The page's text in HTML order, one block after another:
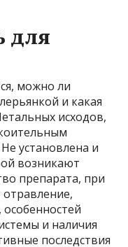
для
можно ли
и какая
исходов,
установлена и
возникают
препарата, при
особенностей
и наличия
последствия